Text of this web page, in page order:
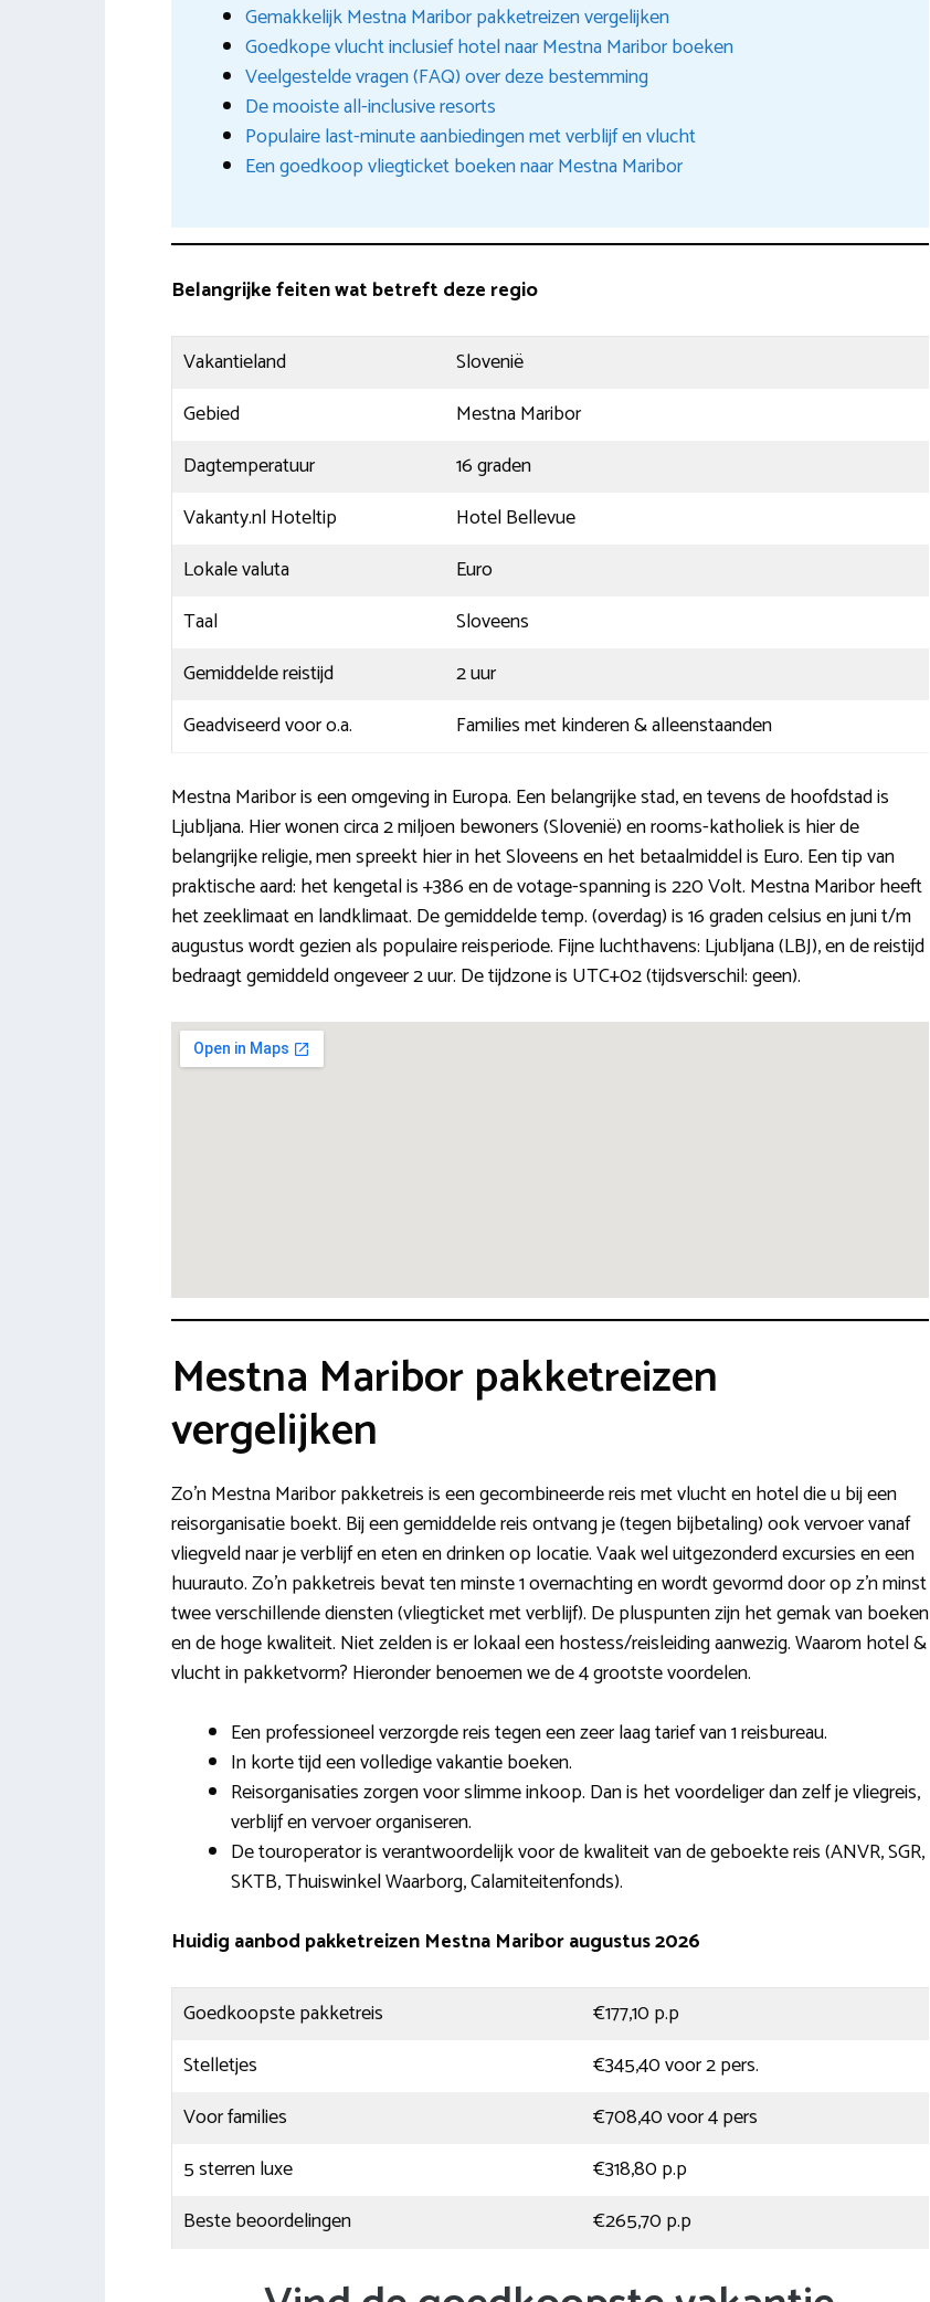
Gemakkelijk Mestna Maribor pakketreizen vergelijken
Goedkope vlucht inclusief hotel naar Mestna Maribor boeken
Veelgestelde vragen (FAQ) over deze bestemming
De mooiste all-inclusive resorts
Populaire last-minute aanbiedingen met verblijf en vlucht
Een goedkoop vliegticket boeken naar Mestna Maribor
Belangrijke feiten wat betreft deze regio
Vakantieland
Slovenië
Gebied
Mestna Maribor
Dagtemperatuur
16 graden
Vakanty.nl Hoteltip
Hotel Bellevue
Lokale valuta
Euro
Taal
Sloveens
Gemiddelde reistijd
2 uur
Geadviseerd voor o.a.
Families met kinderen & alleenstaanden
Mestna Maribor is een omgeving in Europa. Een belangrijke stad, en tevens de hoofdstad is
Ljubljana. Hier wonen circa 2 miljoen bewoners (Slovenië) en rooms-katholiek is hier de
belangrijke religie, men spreekt hier in het Sloveens en het betaalmiddel is Euro. Een tip van
praktische aard: het kengetal is +386 en de votage-spanning is 220 Volt. Mestna Maribor heeft
het zeeklimaat en landklimaat. De gemiddelde temp. (overdag) is 16 graden celsius en juni t/m
augustus wordt gezien als populaire reisperiode. Fijne luchthavens: Ljubljana (LBJ), en de reistijd
bedraagt gemiddeld ongeveer 2 uur. De tijdzone is UTC+02 (tijdsverschil: geen).
Mestna Maribor pakketreizen
vergelijken
Zo’n Mestna Maribor pakketreis is een gecombineerde reis met vlucht en hotel die u bij een
reisorganisatie boekt. Bij een gemiddelde reis ontvang je (tegen bijbetaling) ook vervoer vanaf
vliegveld naar je verblijf en eten en drinken op locatie. Vaak wel uitgezonderd excursies en een
huurauto. Zo’n pakketreis bevat ten minste 1 overnachting en wordt gevormd door op z’n minst
twee verschillende diensten (vliegticket met verblijf). De pluspunten zijn het gemak van boeken
en de hoge kwaliteit. Niet zelden is er lokaal een hostess/reisleiding aanwezig. Waarom hotel &
vlucht in pakketvorm? Hieronder benoemen we de 4 grootste voordelen.
Een professioneel verzorgde reis tegen een zeer laag tarief van 1 reisbureau.
In korte tijd een volledige vakantie boeken.
Reisorganisaties zorgen voor slimme inkoop. Dan is het voordeliger dan zelf je vliegreis,
verblijf en vervoer organiseren.
De touroperator is verantwoordelijk voor de kwaliteit van de geboekte reis (ANVR, SGR,
SKTB, Thuiswinkel Waarborg, Calamiteitenfonds).
Huidig aanbod pakketreizen Mestna Maribor augustus 2026
Goedkoopste pakketreis
€177,10 p.p
Stelletjes
€345,40 voor 2 pers.
Voor families
€708,40 voor 4 pers
5 sterren luxe
€318,80 p.p
Beste beoordelingen
€265,70 p.p